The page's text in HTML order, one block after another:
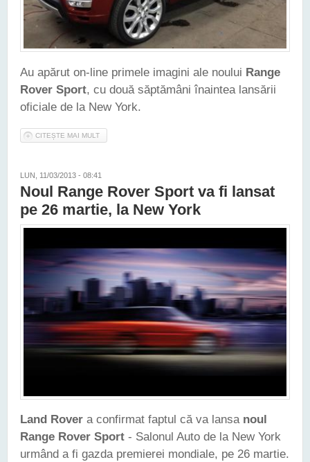
Au apărut on-line primele imagini ale noului Range
Rover Sport, cu două săptămâni înaintea lansării
oficiale de la New York.
CITEȘTE MAI MULT
LUN, 11/03/2013 - 08:41
Noul Range Rover Sport va fi lansat
pe 26 martie, la New York
Land Rover a confirmat faptul că va lansa noul
Range Rover Sport - Salonul Auto de la New York
urmând a fi gazda premierei mondiale, pe 26 martie.